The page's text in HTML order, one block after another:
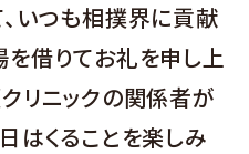
いつも相撲界に貢献
借りてお礼を申し上
リニックの関係者が
はくることを楽しみ